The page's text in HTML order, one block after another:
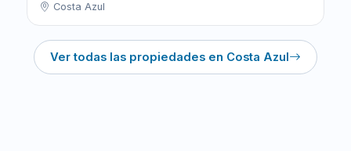
Costa Azul
Ver todas las propiedades en Costa Azul